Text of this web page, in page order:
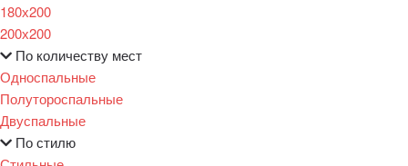
180х200
200х200
По количеству мест
Односпальные
Полутороспальные
Двуспальные
По стилю